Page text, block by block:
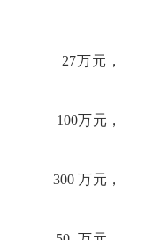
万元，
万元，
300万元，